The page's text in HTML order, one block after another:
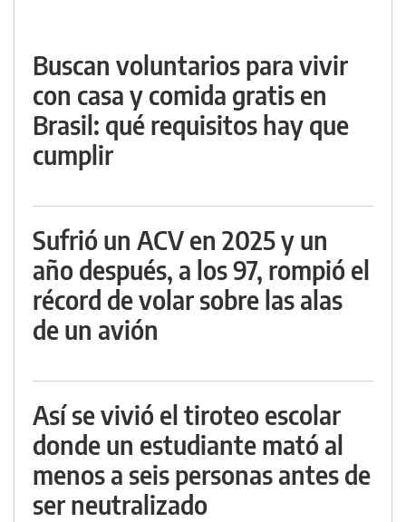
Buscan voluntarios para vivir
con casa y comida gratis en
Brasil: qué requisitos hay que
cumplir
Sufrió un ACV en 2025 y un
año después, a los 97, rompió el
récord de volar sobre las alas
de un avión
Así se vivió el tiroteo escolar
donde un estudiante mató al
menos a seis personas antes de
ser neutralizado